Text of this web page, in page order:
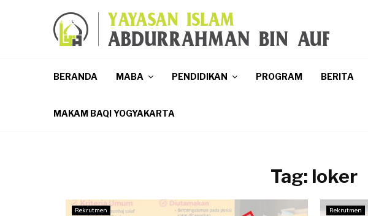
BERANDA MABA PENDIDIKAN PROGRAM BERITA
MAKAM BAQI YOGYAKARTA
Tag: loker
Rekrutmen Rekrutmen